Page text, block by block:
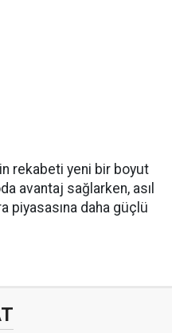
rekabeti yeni bir boyut
avantaj sağlarken, asıl
piyasasına daha güçlü